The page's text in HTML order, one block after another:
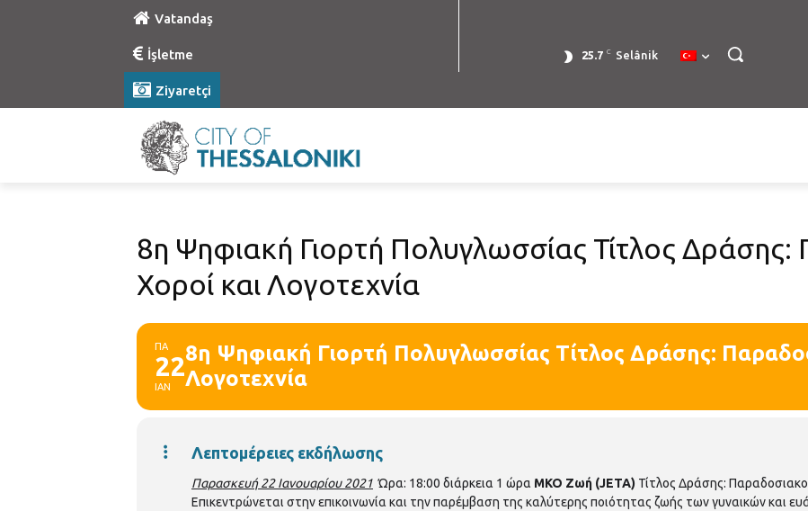
Vatandaş
İşletme
Ziyaretçi
25.7 C Selânik
8η Ψηφιακή Γιορτή Πολυγλωσσίας Τίτλος Δράσης:
Χοροί και Λογοτεχνία
ΠΑ
22
ΙΑΝ
8η Ψηφιακή Γιορτή Πολυγλωσσίας Τίτλος Δράσης:
Λογοτεχνία
Λεπτομέρειες εκδήλωσης
Παρασκευή 22 Ιανουαρίου 2021 Ώρα: 18:00 διάρκεια 1 ώρα ΜΚΟ Ζωή (JETA) Τίτλος Δράσης:
Επικεντρώνεται στην επικοινωνία και την παρέμβαση της καλύτερης ποιότητας ζωής των γυναικών και